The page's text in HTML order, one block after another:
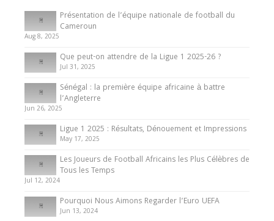
Tout ce que vous devez savoir sur la Coupe
d’Afrique des Nations
10 May 2024
Internationales
Présentation de l’équipe nationale de football
du Cameroun
8 August 2025
Présentation de l’équipe nationale de football du
Cameroun
Aug 8, 2025
Que peut-on attendre de la Ligue 1 2025-26 ?
Jul 31, 2025
Sénégal : la première équipe africaine à battre
l’Angleterre
Jun 26, 2025
Ligue 1 2025 : Résultats, Dénouement et Impressions
May 17, 2025
Les Joueurs de Football Africains les Plus Célèbres de
Tous les Temps
Jul 12, 2024
Pourquoi Nous Aimons Regarder l’Euro UEFA
Jun 13, 2024